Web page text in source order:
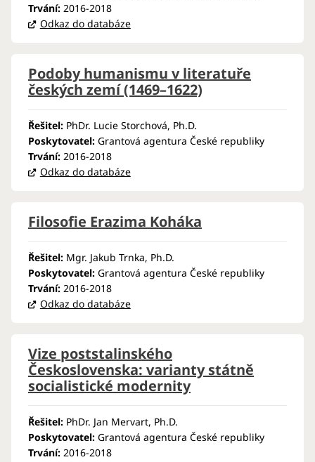
Trvání: 2016-2018
Odkaz do databáze
Podoby humanismu v literatuře
českých zemí (1469–1622)
Řešitel: PhDr. Lucie Storchová, Ph.D.
Poskytovatel: Grantová agentura České republiky
Trvání: 2016-2018
Odkaz do databáze
Filosofie Erazima Koháka
Řešitel: Mgr. Jakub Trnka, Ph.D.
Poskytovatel: Grantová agentura České republiky
Trvání: 2016-2018
Odkaz do databáze
Vize poststalinského
Československa: varianty státně
socialistické modernity
Řešitel: PhDr. Jan Mervart, Ph.D.
Poskytovatel: Grantová agentura České republiky
Trvání: 2016-2018